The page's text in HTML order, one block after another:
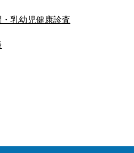
乳幼児健康診査